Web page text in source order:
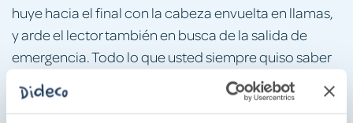
huye hacia el final con la cabeza envuelta en llamas,
y arde el lector también en busca de la salida de
emergencia. Todo lo que usted siempre quiso saber
del horror de escribir el mejor libro del mundo y
jamás se atrevió a preguntar.»
Juan José Millás